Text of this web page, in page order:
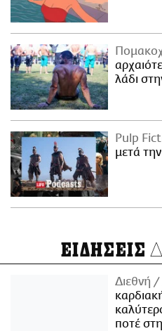
λάδι
Pulp
μετά
ΕΙΔΗΣΕΙΣ
Διεθνή
ποτέ